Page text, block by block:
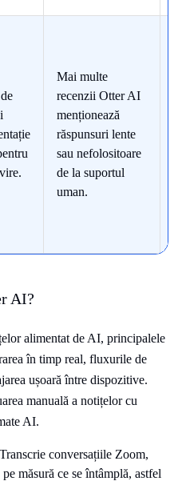
Mai multe
recenzii Otter AI
menționează
răspunsuri lente
sau nefolositoare
de la suportul
uman.
AI?
alimentat de AI, principalele
în timp real, fluxurile de
ușoară între dispozitive.
manuală a notițelor cu
AI.
Transcrie conversațiile Zoom,
măsură ce se întâmplă, astfel